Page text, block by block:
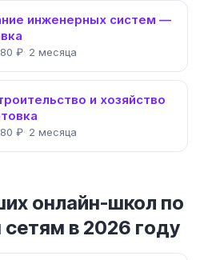
инженерных систем —
₽ 2 месяца
и хозяйство
₽ 2 месяца
онлайн-школ по
в 2026 году